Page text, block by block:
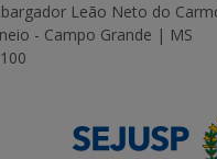
Leão Neto do
- Campo Grande | MS